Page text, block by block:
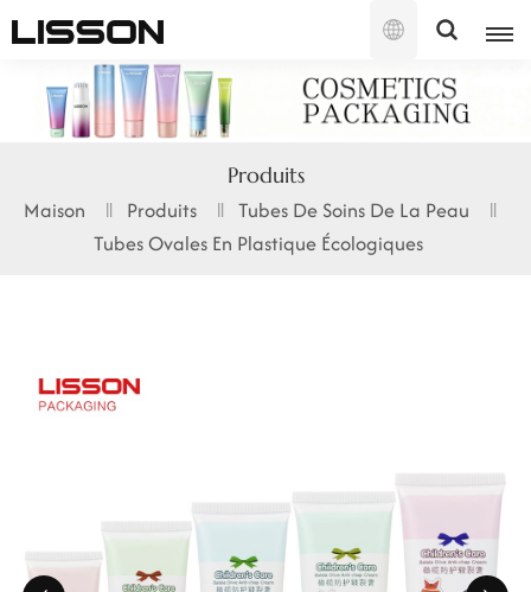
Français
English
français
русский
ไทย
Produits
Maison Produits
Tubes De Soins De La Peau
Tubes Ovales En Plastique Écologiques